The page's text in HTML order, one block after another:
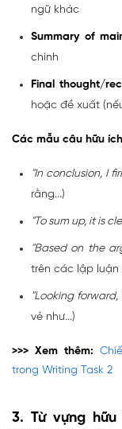
ngữ khác
Summary of
chính
Final thought/
hoặc đề xuất
Các mẫu câu hữu ích
"In conclusion, I
rằng...)
"To sum up, it is
"Based on the
trên các lập luận
"Looking
vẻ như...)
>>> Xem thêm:
trong Writing Task 2
3. Từ vựng hữu